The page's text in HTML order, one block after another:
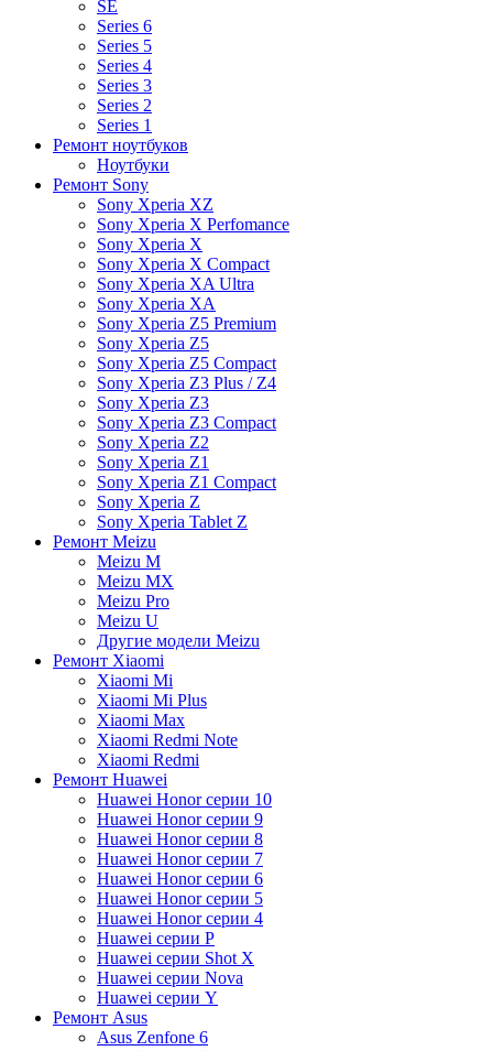
SE
Series 6
Series 5
Series 4
Series 3
Series 2
Series 1
Ремонт ноутбуков
Ноутбуки
Ремонт Sony
Sony Xperia XZ
Sony Xperia X Perfomance
Sony Xperia X
Sony Xperia X Compact
Sony Xperia XA Ultra
Sony Xperia XA
Sony Xperia Z5 Premium
Sony Xperia Z5
Sony Xperia Z5 Compact
Sony Xperia Z3 Plus / Z4
Sony Xperia Z3
Sony Xperia Z3 Compact
Sony Xperia Z2
Sony Xperia Z1
Sony Xperia Z1 Compact
Sony Xperia Z
Sony Xperia Tablet Z
Ремонт Meizu
Meizu M
Meizu MX
Meizu Pro
Meizu U
Другие модели Meizu
Ремонт Xiaomi
Xiaomi Mi
Xiaomi Mi Plus
Xiaomi Max
Xiaomi Redmi Note
Xiaomi Redmi
Ремонт Huawei
Huawei Honor серии 10
Huawei Honor серии 9
Huawei Honor серии 8
Huawei Honor серии 7
Huawei Honor серии 6
Huawei Honor серии 5
Huawei Honor серии 4
Huawei серии P
Huawei серии Shot X
Huawei серии Nova
Huawei серии Y
Ремонт Asus
Asus Zenfone 6